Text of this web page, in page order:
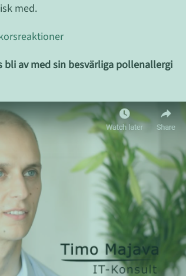
med.
av med sin besvärliga pollenallergi